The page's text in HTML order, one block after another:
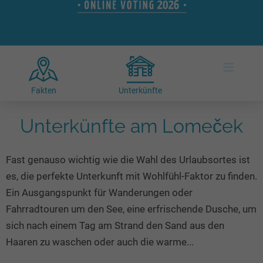
Radtouren am See
Kitesurfen
Kanu- & Kajaktouren
Badeseen in Deutschland
Wellness am See
Romantik Hotels
Urlaub an der Küste
Unterkünfte
Hotels am See
Ferienwohnungen
Camping
Kanu- & Kajak-Urlaub
Wanderurlaub
Bikeurlaub
Auszeit & Wellness
Camping am See
Top-Hotels
Familienhotels
Wellness-Hotels
Biohotels
Ausgefallenes
Häuser auf dem Wasser
Hundefreundliche Unterkünfte
Seen in Deutschland
Seen in Europa
Überwachte Badestellen
Unsere See-Highlights
Deutschlands schönste Seen
Top Seen nach Bundesländern
Top Seen nach Regionen
Deutschlands Lieblingsseen
Fakten Unterkünfte
Unterkünfte am Lomeček
Fast genauso wichtig wie die Wahl des Urlaubsortes ist
es, die perfekte Unterkunft mit Wohlfühl-Faktor zu finden.
Ein Ausgangspunkt für Wanderungen oder
Fahrradtouren um den See, eine erfrischende Dusche, um
sich nach einem Tag am Strand den Sand aus den
Haaren zu waschen oder auch die warme...